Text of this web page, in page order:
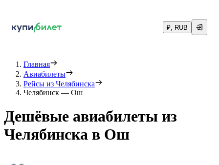
₽, RUB
Главная
Авиабилеты
Рейсы из Челябинска
Челябинск — Ош
Дешёвые авиабилеты из
Челябинска в Ош